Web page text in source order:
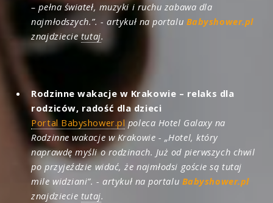
– pełna świateł, muzyki i ruchu zabawa dla
najmłodszych.”. - artykuł na portalu Babyshower.pl
znajdziecietutaj.
Rodzinne wakacje w Krakowie – relaks dla
rodziców, radość dla dzieci
Portal Babyshower.pl poleca Hotel Galaxy na
Rodzinne wakacje w Krakowie - „Hotel, który
naprawdę myśli o rodzinach. Już od pierwszych chwil
po przyjeździe widać, że najmłodsi goście są tutaj
mile widziani”. - artykuł na portalu Babyshower.pl
znajdziecie tutaj.